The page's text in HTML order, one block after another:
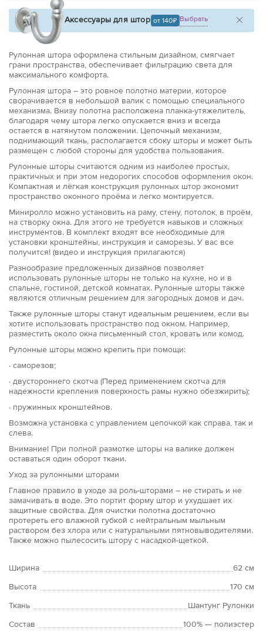
Аксессуары для штор от 140 Выбрать
Рулонная штора оформлена стильным дизайном, смягчает
грани пространства, обеспечивает фильтрацию света для
максимального комфорта.
Рулонная штора – это ровное полотно материи, которое
сворачивается в небольшой валик с помощью специального
механизма. Внизу полотна расположена планка-утяжелитель,
благодаря чему штора легко опускается вниз и всегда
остается в натянутом положении. Цепочный механизм,
поднимающий ткань, располагается сбоку шторы и может быть
размещен с любой стороны для удобства пользования.
Рулонные шторы считаются одним из наиболее простых,
практичных и при этом недорогих способов оформления окон.
Компактная и лёгкая конструкция рулонных штор экономит
пространство оконного проёма и легко монтируется.
Миниролло можно установить на раму, стену, потолок, в проём,
на створку окна. Для этого не требуется навыков и сложных
инструментов. В комплект входят все необходимые для
установки кронштейны, инструкция и саморезы. У вас все
получится! (видео и инструкция прилагаются)
Разнообразие предложенных дизайнов позволяет
использовать рулонные шторы не только на кухне, но и в
спальне, гостиной, детской комнатах. Рулонные шторы также
являются отличным решением для загородных домов и дач.
Также рулонные шторы станут идеальным решением, если вы
хотите использовать пространство под окном. Например,
разместить около окна письменный стол, кровать или комод.
Рулонные шторы можно крепить при помощи:
· саморезов;
· двустороннего скотча (Перед применением скотча для
надежности крепления поверхность рамы нужно обезжирить);
· пружинных кронштейнов.
Возможна установка с управлением цепочкой как справа, так и
слева.
Внимание! При полной размотке шторы на валике должен
оставаться один оборот ткани.
Уход за рулонными шторами
Главное правило в уходе за роль-шторами – не стирать и не
замачивать в воде. Это портит форму штор и ухудшает их
защитные свойства. Для очистки полотна достаточно
протереть его влажной губкой с нейтральным мыльным
раствором без хлора или с натуральными пятновыводителями.
Также можно пылесосить штору с насадкой-щеткой.
Ширина
62 см
Высота
170 см
Ткань
Шантунг Рулонки
Состав
100% — полиэстер